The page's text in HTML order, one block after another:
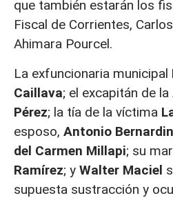
que también estarán los
Fiscal de Corrientes,
Ahimara Pourcel.
La exfuncionaria municipal
Caillava; el excapitán de
Pérez; la tía de la víctima
esposo, Antonio
del Carmen Millapi; su
Ramírez; y Walter Maciel
supuesta sustracción y